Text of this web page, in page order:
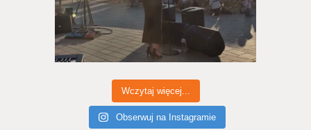
Wczytaj więcej...
Obserwuj na Instagramie